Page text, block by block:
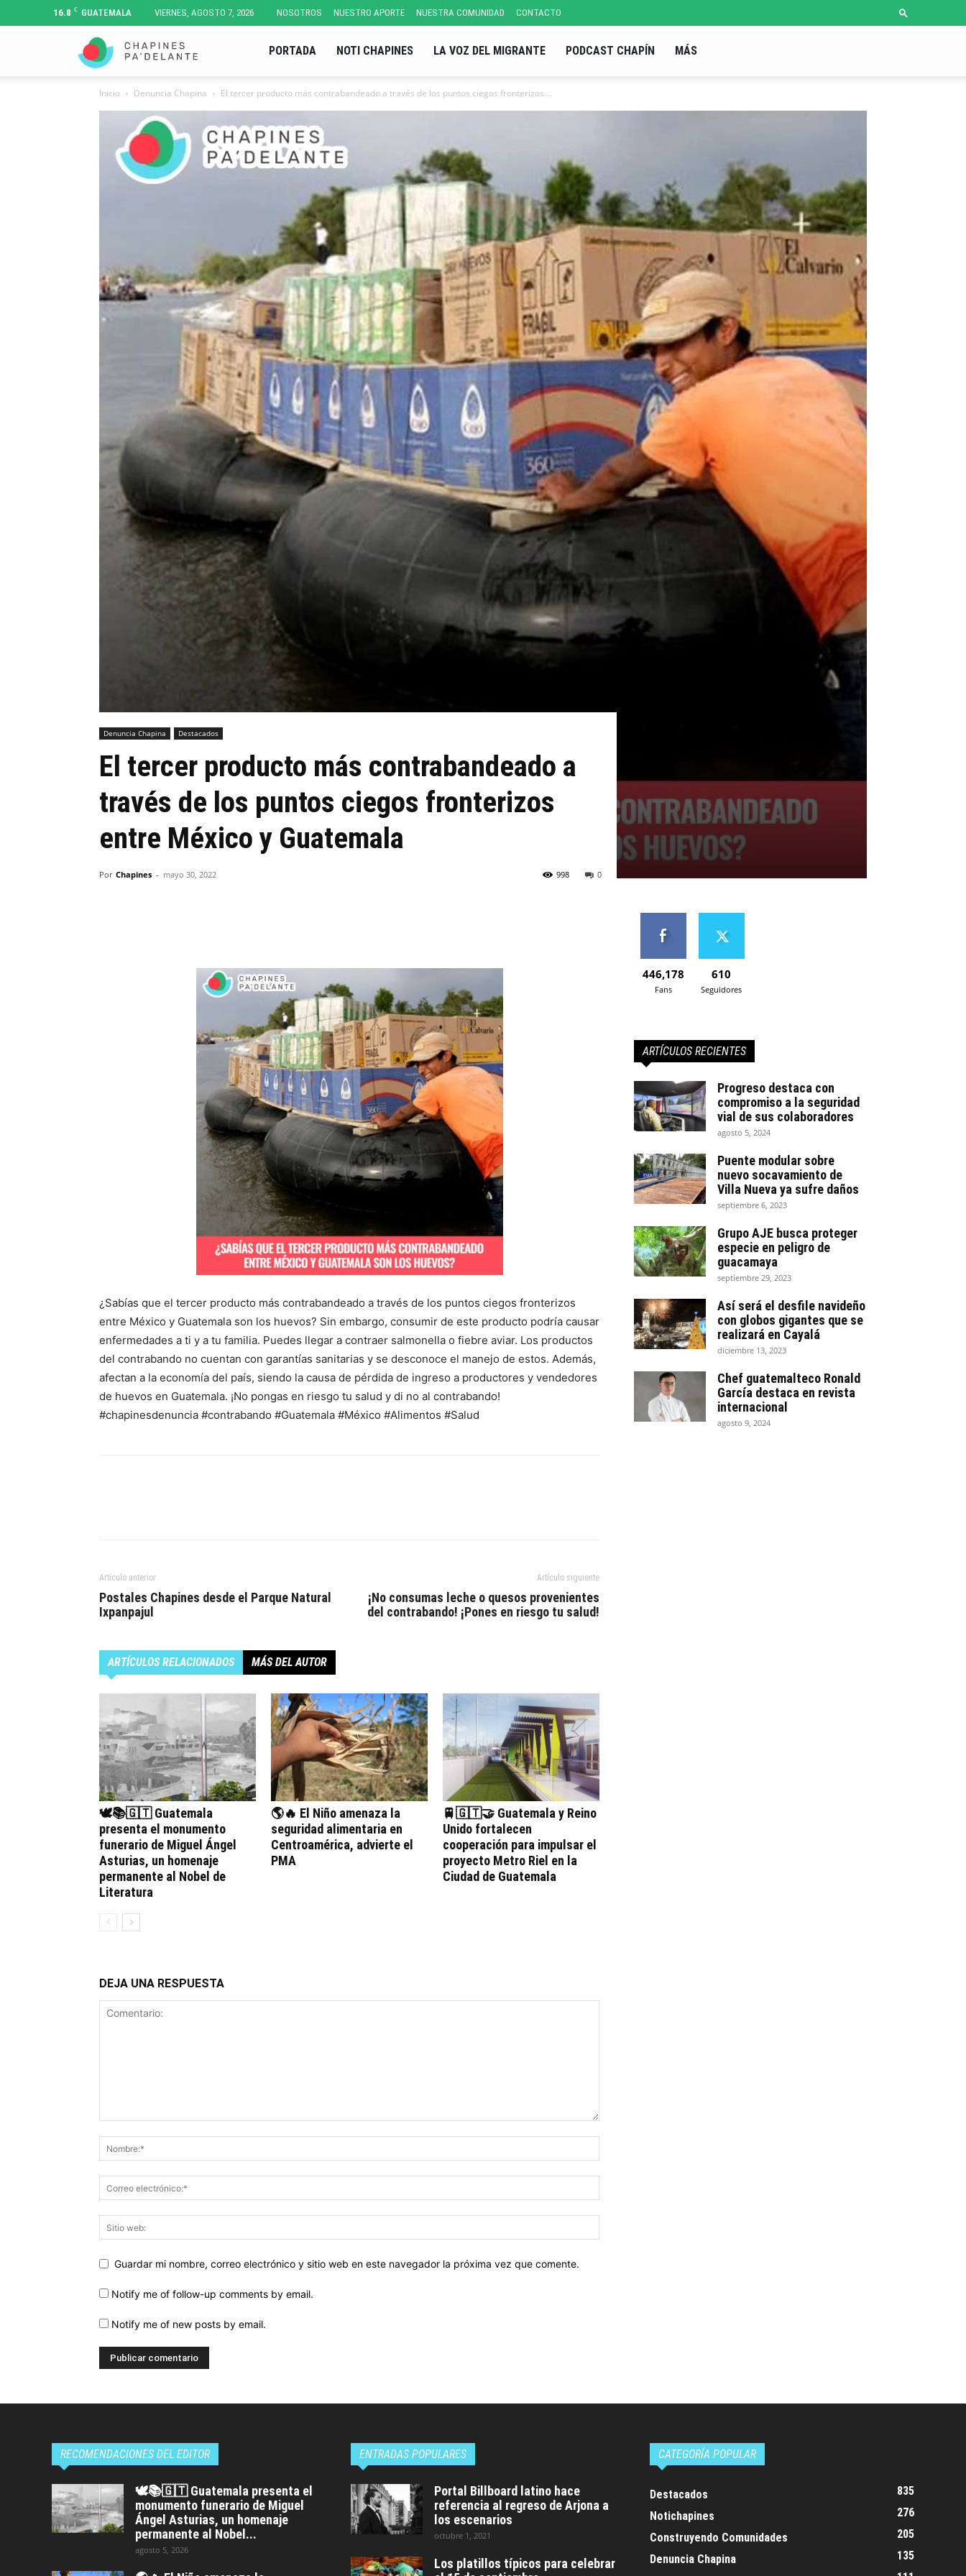
16.8 C GUATEMALA VIERNES, AGOSTO 7, 2026 NOSOTROS NUESTRO APORTE NUESTRA COMUNIDAD CONTACTO
Pa'
Delante
PORTADA NOTI CHAPINES LA VOZ DEL MIGRANTE PODCAST CHAPÍN MÁS
Inicio Denuncia Chapina El tercer producto más contrabandeado a través de los puntos ciegos fronterizos...
Denuncia Chapina Destacados
El tercer producto más contrabandeado a
través de los puntos ciegos fronterizos
entre México y Guatemala
Por Chapines - mayo 30, 2022 0
998
¿Sabías que el tercer producto más contrabandeado a través de los puntos ciegos fronterizos
entre México y Guatemala son los huevos? Sin embargo, consumir de este producto podría causar
enfermedades a ti y a tu familia. Puedes llegar a contraer salmonella o fiebre aviar. Los productos
del contrabando no cuentan con garantías sanitarias y se desconoce el manejo de estos. Además,
afectan a la economía del país, siendo la causa de pérdida de ingreso a productores y vendedores
de huevos en Guatemala. ¡No pongas en riesgo tu salud y di no al contrabando!
#chapinesdenuncia #contrabando #Guatemala #México #Alimentos #Salud
Artículo anterior
Postales Chapines desde el Parque Natural
Ixpanpajul
Artículo siguiente
¡No consumas leche o quesos provenientes
del contrabando! ¡Pones en riesgo tu salud!
ARTÍCULOS RELACIONADOS MÁS DEL AUTOR
🕊️📚🇬🇹 Guatemala
presenta el monumento
funerario de Miguel Ángel
Asturias, un homenaje
permanente al Nobel de
Literatura
🌎🔥 El Niño amenaza la
seguridad alimentaria en
Centroamérica, advierte el
PMA
🚆🇬🇹🤝 Guatemala y Reino
Unido fortalecen
cooperación para impulsar el
proyecto Metro Riel en la
Ciudad de Guatemala
DEJA UNA RESPUESTA
Guardar mi nombre, correo electrónico y sitio web en este navegador la próxima vez que comente.
Notify me of follow-up comments by email.
Notify me of new posts by email.
446,178
Fans
610
Seguidores
ARTÍCULOS RECIENTES
Progreso destaca con
compromiso a la seguridad
vial de sus colaboradores
agosto 5, 2024
Puente modular sobre
nuevo socavamiento de
Villa Nueva ya sufre daños
septiembre 6, 2023
Grupo AJE busca proteger
especie en peligro de
guacamaya
septiembre 29, 2023
Así será el desfile navideño
con globos gigantes que se
realizará en Cayalá
diciembre 13, 2023
Chef guatemalteco Ronald
García destaca en revista
internacional
agosto 9, 2024
RECOMENDACIONES DEL EDITOR
🕊️📚🇬🇹 Guatemala presenta el
monumento funerario de Miguel
Ángel Asturias, un homenaje
permanente al Nobel...
agosto 5, 2026
ENTRADAS POPULARES
Portal Billboard latino hace
referencia al regreso de Arjona a
los escenarios
octubre 1, 2021
Los platillos típicos para celebrar
CATEGORÍA POPULAR
Destacados
835
Notichapines
276
Construyendo Comunidades
205
Denuncia Chapina
135